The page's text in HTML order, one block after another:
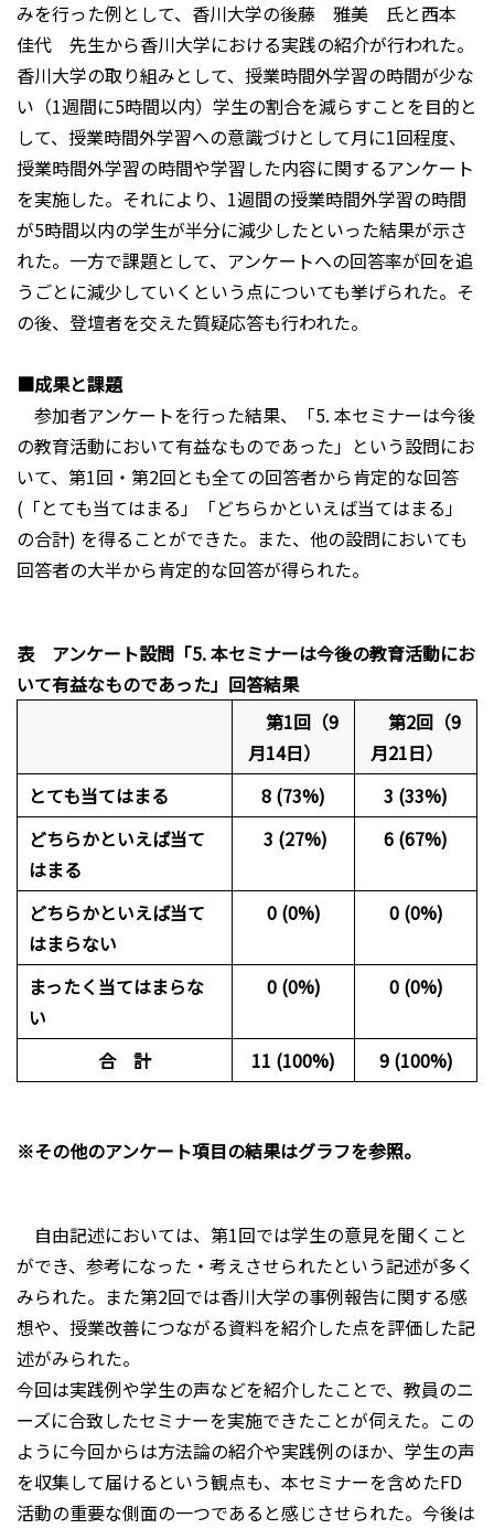
みを行った例として、香川大学の後藤 雅美 氏と西本
佳代 先生から香川大学における実践の紹介が行われた。
香川大学の取り組みとして、授業時間外学習の時間が少な
い（1週間に5時間以内）学生の割合を減らすことを目的と
して、授業時間外学習への意識づけとして月に1回程度、
授業時間外学習の時間や学習した内容に関するアンケート
を実施した。それにより、1週間の授業時間外学習の時間
が5時間以内の学生が半分に減少したといった結果が示さ
れた。一方で課題として、アンケートへの回答率が回を追
うごとに減少していくという点についても挙げられた。そ
の後、登壇者を交えた質疑応答も行われた。
■成果と課題
参加者アンケートを行った結果、「5. 本セミナーは今後
の教育活動において有益なものであった」という設問にお
いて、第1回・第2回とも全ての回答者から肯定的な回答
(「とても当てはまる」「どちらかといえば当てはまる」
の合計) を得ることができた。また、他の設問においても
回答者の大半から肯定的な回答が得られた。
表 アンケート設問「5. 本セミナーは今後の教育活動にお
いて有益なものであった」回答結果
第1回（9
月14日）
第2回（9
月21日）
とても当てはまる
8 (73%)
3 (33%)
どちらかといえば当て
はまる
3 (27%) 6 (67%)
どちらかといえば当て
はまらない
0 (0%) 0 (0%)
まったく当てはまらな
い
0 (0%) 0 (0%)
合 計 11 (100%) 9 (100%)
※その他のアンケート項目の結果はグラフを参照。
自由記述においては、第1回では学生の意見を聞くこと
ができ、参考になった・考えさせられたという記述が多く
みられた。また第2回では香川大学の事例報告に関する感
想や、授業改善につながる資料を紹介した点を評価した記
述がみられた。
今回は実践例や学生の声などを紹介したことで、教員のニ
ーズに合致したセミナーを実施できたことが伺えた。この
ように今回からは方法論の紹介や実践例のほか、学生の声
を収集して届けるという観点も、本セミナーを含めたFD
活動の重要な側面の一つであると感じさせられた。今後は